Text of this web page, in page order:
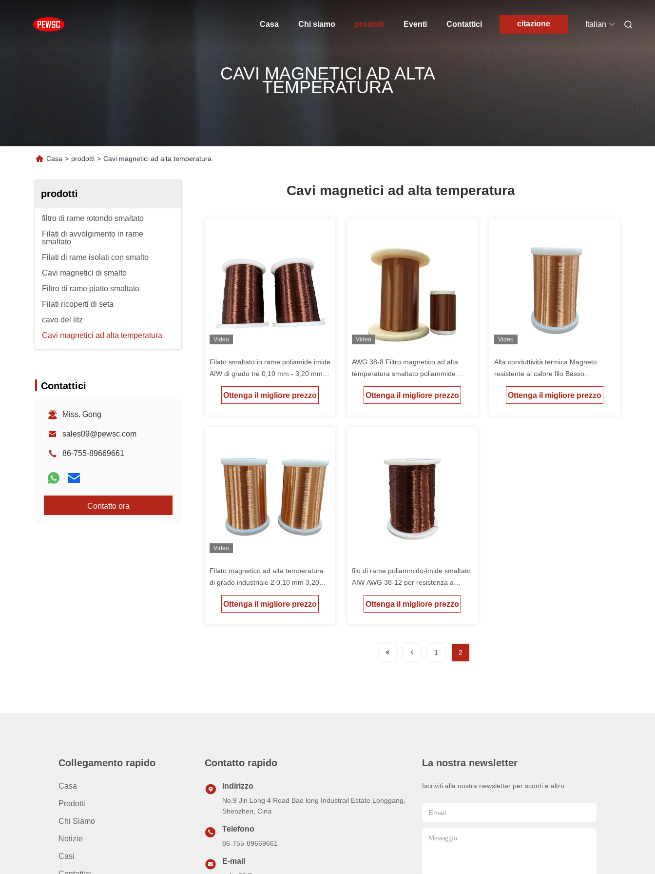
Casa Chi siamo prodotti Eventi Contattici citazione Italian
CAVI MAGNETICI AD ALTA
TEMPERATURA
Casa > prodotti > Cavi magnetici ad alta temperatura
prodotti
filtro di rame rotondo smaltato
Filati di avvolgimento in rame
smaltato
Filati di rame isolati con smalto
Cavi magnetici di smalto
Filtro di rame piatto smaltato
Filati ricoperti di seta
cavo del litz
Cavi magnetici ad alta temperatura
Contattici
Miss. Gong
sales09@pewsc.com
86-755-89669661
Contatto ora
Cavi magnetici ad alta temperatura
Video
Filato smaltato in rame poliamide imide
AIW di grado tre 0,10 mm - 3,20 mm
per grado termico 220 ° C
Ottenga il migliore prezzo
Video
AWG 38-8 Filtro magnetico ad alta
temperatura smaltato poliammide
imide AIW U3 0,10 mm - 3,20 mm
Ottenga il migliore prezzo
Video
Alta conduttività termica Magneto
resistente al calore filo Basso
resistenza per applicazioni ad alta
temperatura
Ottenga il migliore prezzo
Video
Filato magnetico ad alta temperatura
di grado industriale 2 0,10 mm 3,20
mm con spessore di rivestimento 3,20
Ottenga il migliore prezzo
filo di rame poliammido-imide smaltato
AIW AWG 38-12 per resistenza a
220°C
Ottenga il migliore prezzo
1 2
Collegamento rapido
Casa
Prodotti
Chi Siamo
Notizie
Casi
Contatto rapido
Indirizzo
No.9 Jin Long 4 Road Bao long Industrail Estate Longgang,
Shenzhen, Cina
Telefono
86-755-89669661
E-mail
La nostra newsletter
Iscriviti alla nostra newsletter per sconti e altro.